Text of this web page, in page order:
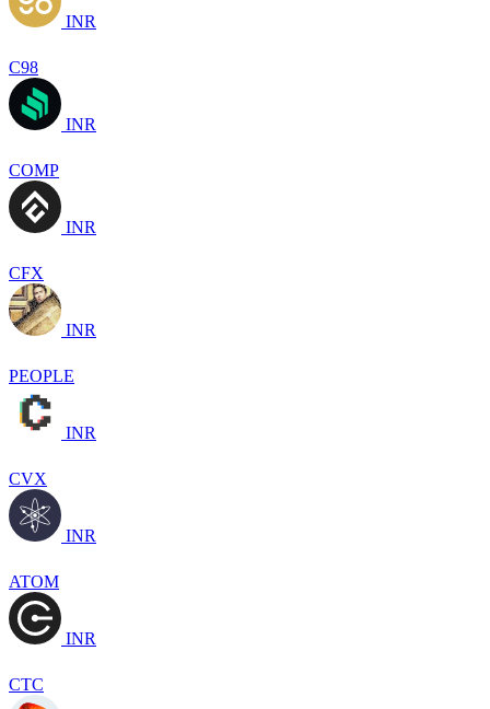
INR
C98
INR
COMP
INR
CFX
INR
PEOPLE
INR
CVX
INR
ATOM
INR
CTC